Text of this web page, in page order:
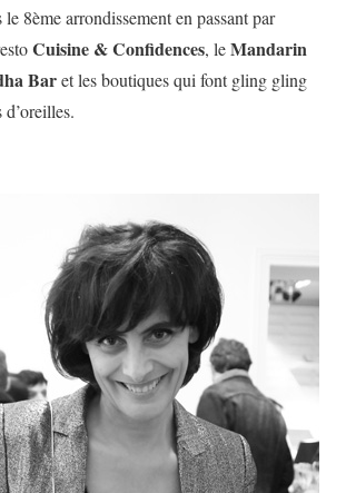
8ème arrondissement en passant par
Cuisine & Confidences, leMandarin
Baret les boutiques qui font gling gling